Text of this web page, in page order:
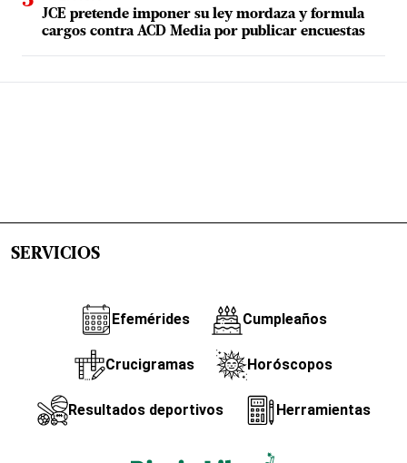
JCE pretende imponer su ley mordaza y formula
cargos contra ACD Media por publicar encuestas
SERVICIOS
Efemérides Cumpleaños
Crucigramas Horóscopos
Resultados deportivos Herramientas